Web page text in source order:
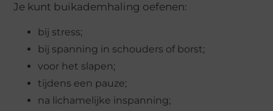
Je kunt buikademhaling oefenen:
bij stress;
bij spanning in schouders of borst;
voor het slapen;
tijdens een pauze;
na lichamelijke inspanning;